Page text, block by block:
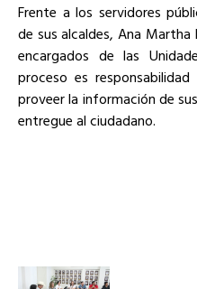
Frente a los servidores
de sus alcaldes, Ana
encargados de las
proceso es
proveer la información de
entregue al ciudadano.